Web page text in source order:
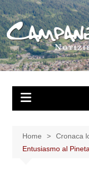
Salta
al
contenuto
Home
Cronaca
Entusiasmo al